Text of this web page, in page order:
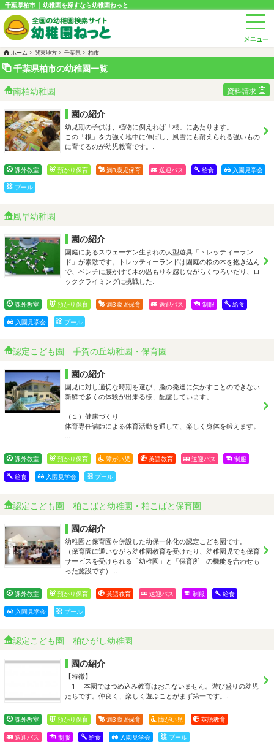
千葉県柏市 | 幼稚園を探すなら幼稚園ねっと
ホーム 関東地方 千葉県 柏市
千葉県柏市の幼稚園一覧
南柏幼稚園 資料請求
園の紹介
幼児期の子供は、植物に例えれば「根」にあたります。
この「根」を力強く地中に伸ばし、風雪にも耐えられる強いもの
に育てるのが幼児教育です。…
課外教室 預かり保育 満3歳児保育 送迎バス 給食 入園見学会
プール
風早幼稚園
園の紹介
園庭にあるスウェーデン生まれの大型遊具「トレッティーラン
ド」が素敵です。トレッティーランドは園庭の桜の木を抱き込ん
で、ベンチに腰かけて木の温もりを感じながらくつろいだり、ロ
ッククライミングに挑戦した…
課外教室 預かり保育 満3歳児保育 送迎バス 制服 給食
入園見学会 プール
認定こども園 手賀の丘幼稚園・保育園
園の紹介
園児に対し適切な時期を選び、脳の発達に欠かすことのできない
新鮮で多くの体験が出来る様、配慮しています。
（１）健康づくり
体育専任講師による体育活動を通して、楽しく身体を鍛えます。
…
課外教室 預かり保育 障がい児 英語教育 送迎バス 制服
給食 入園見学会 プール
認定こども園 柏こばと幼稚園・柏こばと保育園
園の紹介
幼稚園と保育園を併設した幼保一体化の認定こども園です。
（保育園に通いながら幼稚園教育を受けたり、幼稚園児でも保育
サービスを受けられる「幼稚園」と「保育所」の機能を合わせも
った施設です）…
課外教室 預かり保育 英語教育 送迎バス 制服 給食
入園見学会 プール
認定こども園 柏ひがし幼稚園
園の紹介
【特徴】
1. 本園ではつめ込み教育はおこないません。遊び盛りの幼児
たちです。仲良く、楽しく遊ぶことがまず第一です。…
課外教室 預かり保育 満3歳児保育 障がい児 英語教育
送迎バス 制服 給食 入園見学会 プール